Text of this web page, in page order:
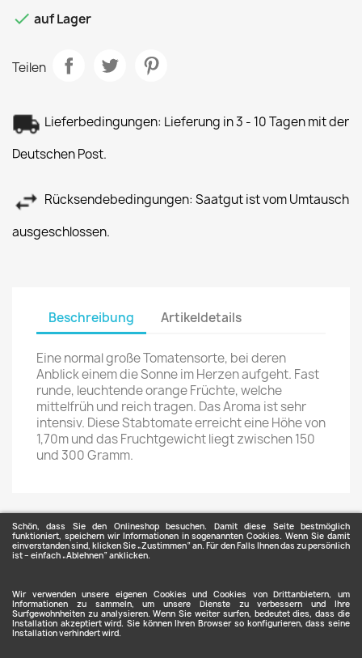
Schön, dass Sie den Onlineshop besuchen. Damit diese Seite bestmöglich
funktioniert, speichern wir Informationen in sogenannten Cookies. Wenn Sie damit
einverstanden sind, klicken Sie „Zustimmen“ an. Für den Falls Ihnen das zu persönlich
ist – einfach „Ablehnen“ anklicken.
Wir verwenden unsere eigenen Cookies und Cookies von Drittanbietern, um
Informationen zu sammeln, um unsere Dienste zu verbessern und Ihre
Surfgewohnheiten zu analysieren. Wenn Sie weiter surfen, bedeutet dies, dass die
Installation akzeptiert wird. Sie können Ihren Browser so konfigurieren, dass seine
Installation verhindert wird.
 auf Lager
Teilen
Lieferbedingungen: Lieferung in 3 - 10 Tagen mit der
Deutschen Post.
Rücksendebedingungen: Saatgut ist vom Umtausch
ausgeschlossen.
Beschreibung Artikeldetails
Eine normal große Tomatensorte, bei deren
Anblick einem die Sonne im Herzen aufgeht. Fast
runde, leuchtende orange Früchte, welche
mittelfrüh und reich tragen. Das Aroma ist sehr
intensiv. Diese Stabtomate erreicht eine Höhe von
1,70m und das Fruchtgewicht liegt zwischen 150
und 300 Gramm.
ARTIKEL 
UNTERNEHMEN